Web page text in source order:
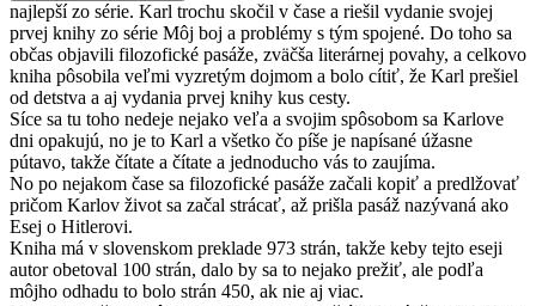
najlepší zo série. Karl trochu skočil v čase a riešil vydanie svojej
prvej knihy zo série Môj boj a problémy s tým spojené. Do toho sa
občas objavili filozofické pasáže, zväčša literárnej povahy, a celkovo
kniha pôsobila veľmi vyzretým dojmom a bolo cítiť, že Karl prešiel
od detstva a aj vydania prvej knihy kus cesty.
Síce sa tu toho nedeje nejako veľa a svojim spôsobom sa Karlove
dni opakujú, no je to Karl a všetko čo píše je napísané úžasne
pútavo, takže čítate a čítate a jednoducho vás to zaujíma.
No po nejakom čase sa filozofické pasáže začali kopiť a predlžovať
pričom Karlov život sa začal strácať, až prišla pasáž nazývaná ako
Esej o Hitlerovi.
Kniha má v slovenskom preklade 973 strán, takže keby tejto eseji
autor obetoval 100 strán, dalo by sa to nejako prežiť, ale podľa
môjho odhadu to bolo strán 450, ak nie aj viac.